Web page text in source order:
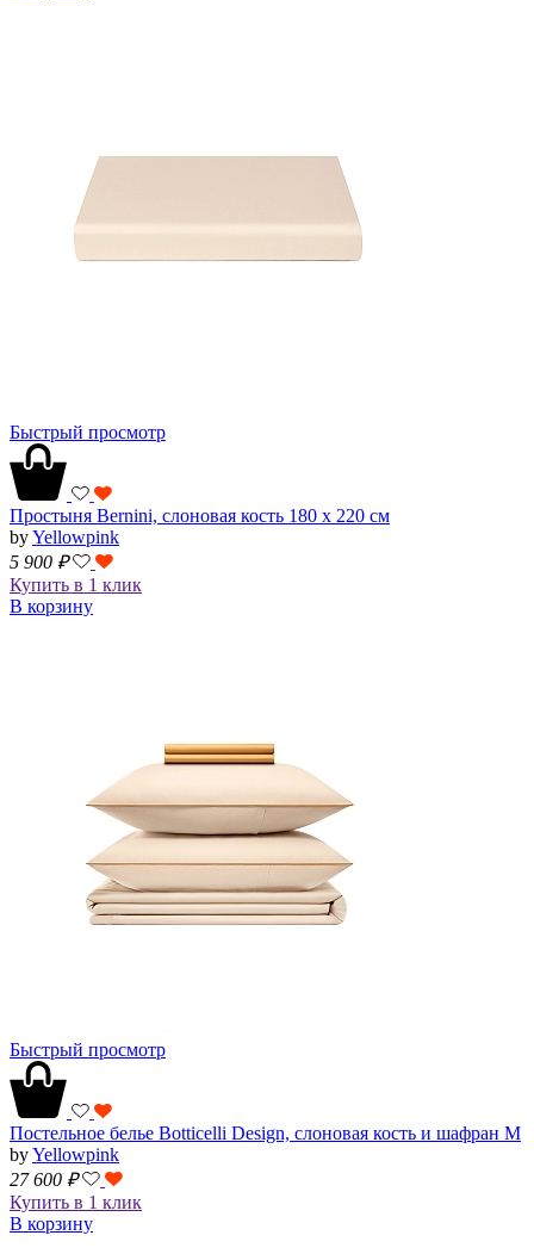
Быстрый просмотр
Простыня Bernini, слоновая кость 180 х 220 см
byYellowpink
5 900 ₽
Купить в 1 клик
В корзину
Быстрый просмотр
Постельное белье Botticelli Design, слоновая кость и шафран M
byYellowpink
27 600 ₽
Купить в 1 клик
В корзину